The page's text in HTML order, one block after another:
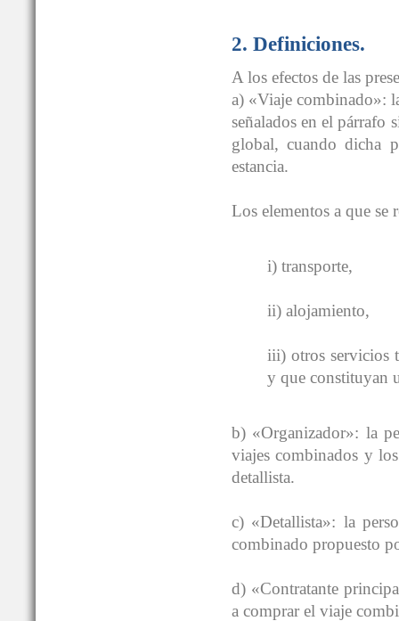
2. Definiciones.
A los efectos de las
a) «Viaje combinado»:
señalados en el párrafo
global, cuando dicha
estancia.
Los elementos a que se
i) transporte,
ii) alojamiento,
iii) otros servicios
y que constituyan
b) «Organizador»: la
viajes combinados y
detallista.
c) «Detallista»: la
combinado propuesto
d) «Contratante
a comprar el viaje